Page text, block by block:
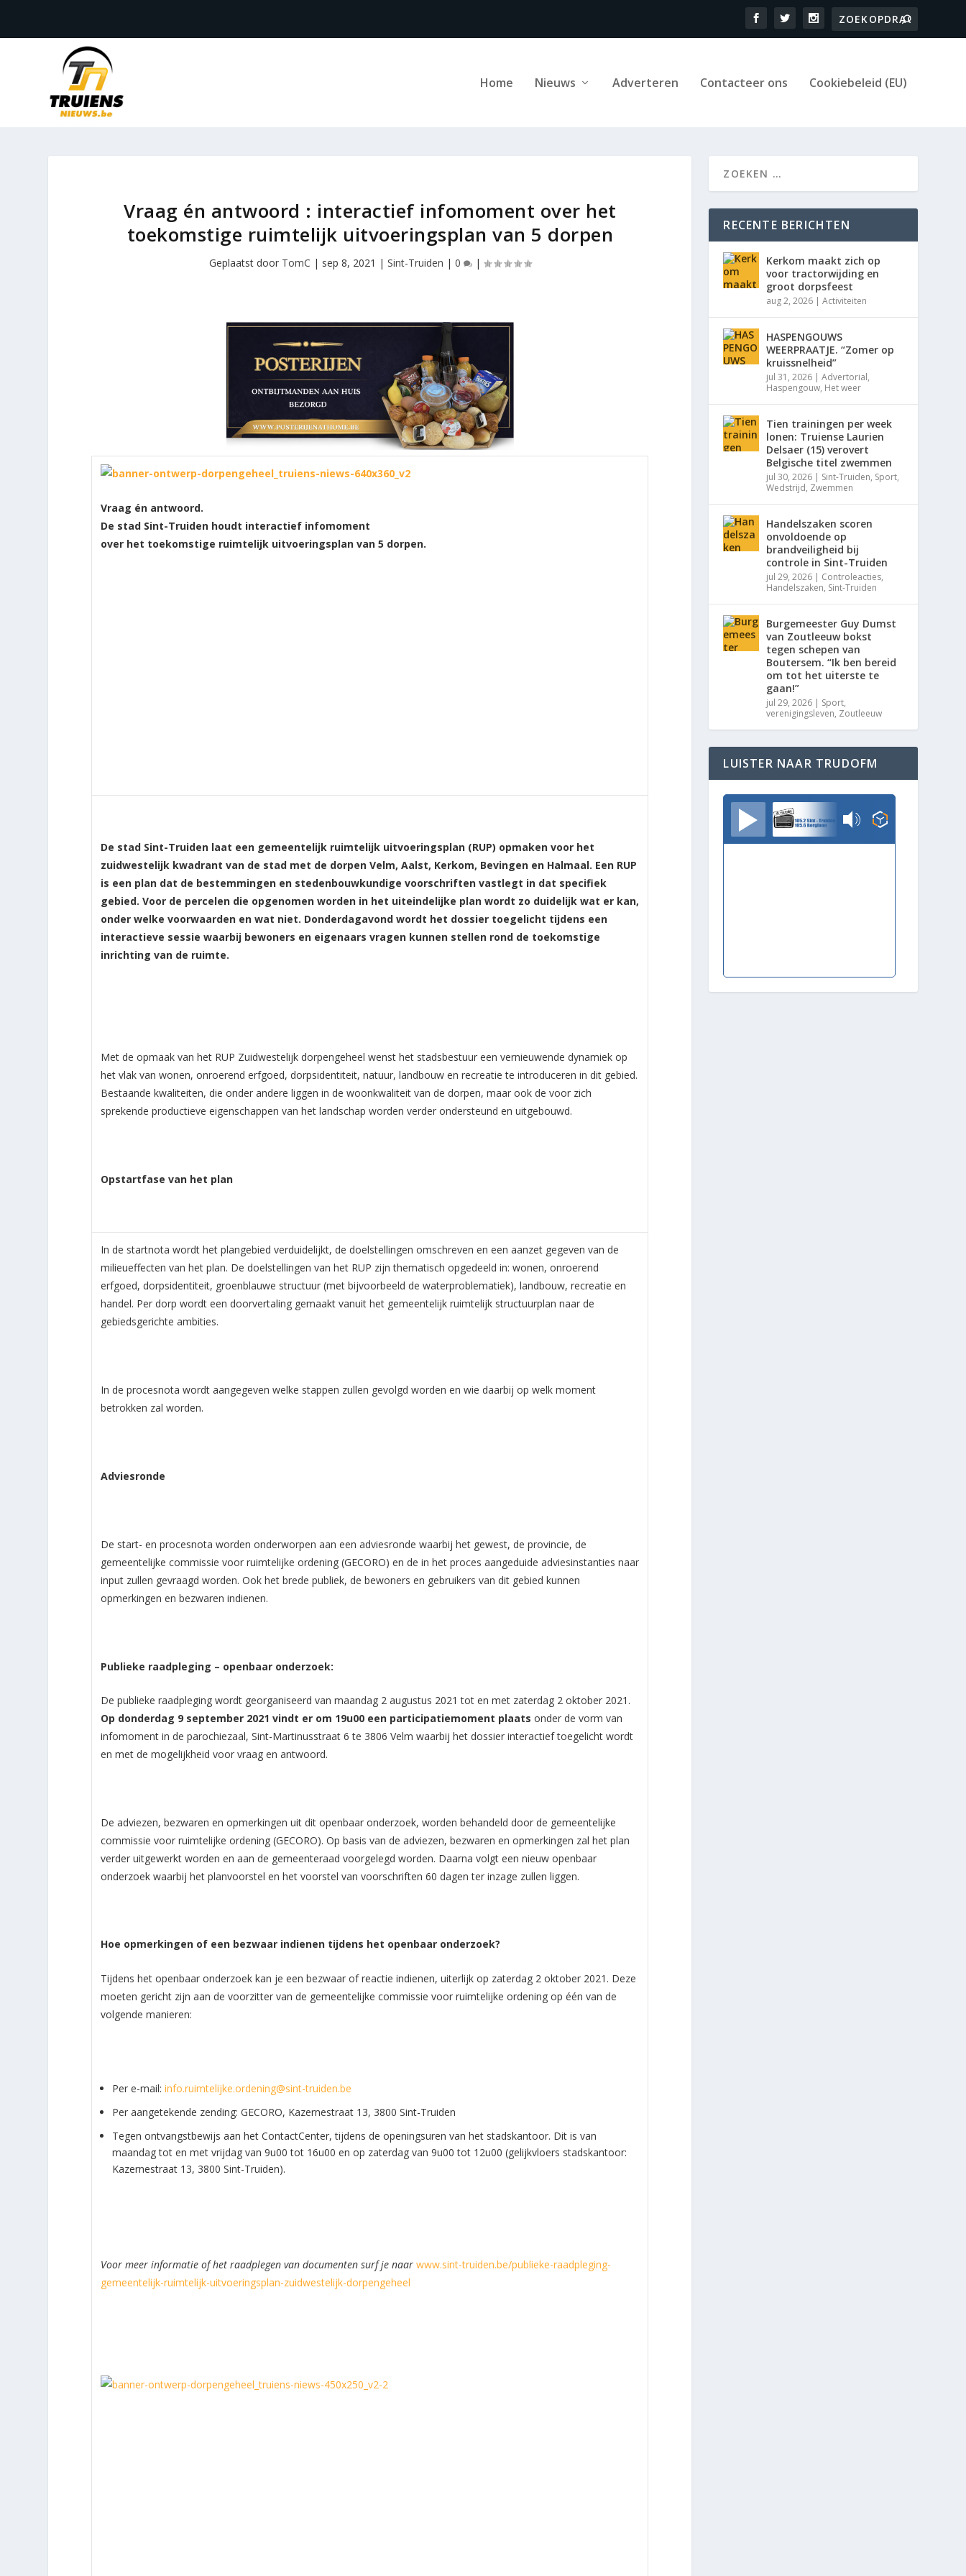
Home Nieuws Adverteren Contacteer ons Cookiebeleid (EU)
Vraag én antwoord : interactief infomoment over het
toekomstige ruimtelijk uitvoeringsplan van 5 dorpen
Geplaatst door TomC | sep 8, 2021 | Sint-Truiden | 0 |
Vraag én antwoord.
De stad Sint-Truiden houdt interactief infomoment
over het toekomstige ruimtelijk uitvoeringsplan van 5 dorpen.
De stad Sint-Truiden laat een gemeentelijk ruimtelijk uitvoeringsplan (RUP) opmaken voor het
zuidwestelijk kwadrant van de stad met de dorpen Velm, Aalst, Kerkom, Bevingen en Halmaal. Een RUP
is een plan dat de bestemmingen en stedenbouwkundige voorschriften vastlegt in dat specifiek
gebied. Voor de percelen die opgenomen worden in het uiteindelijke plan wordt zo duidelijk wat er kan,
onder welke voorwaarden en wat niet. Donderdagavond wordt het dossier toegelicht tijdens een
interactieve sessie waarbij bewoners en eigenaars vragen kunnen stellen rond de toekomstige
inrichting van de ruimte.
Met de opmaak van het RUP Zuidwestelijk dorpengeheel wenst het stadsbestuur een vernieuwende dynamiek op
het vlak van wonen, onroerend erfgoed, dorpsidentiteit, natuur, landbouw en recreatie te introduceren in dit gebied.
Bestaande kwaliteiten, die onder andere liggen in de woonkwaliteit van de dorpen, maar ook de voor zich
sprekende productieve eigenschappen van het landschap worden verder ondersteund en uitgebouwd.
Opstartfase van het plan
In de startnota wordt het plangebied verduidelijkt, de doelstellingen omschreven en een aanzet gegeven van de
milieueffecten van het plan. De doelstellingen van het RUP zijn thematisch opgedeeld in: wonen, onroerend
erfgoed, dorpsidentiteit, groenblauwe structuur (met bijvoorbeeld de waterproblematiek), landbouw, recreatie en
handel. Per dorp wordt een doorvertaling gemaakt vanuit het gemeentelijk ruimtelijk structuurplan naar de
gebiedsgerichte ambities.
In de procesnota wordt aangegeven welke stappen zullen gevolgd worden en wie daarbij op welk moment
betrokken zal worden.
Adviesronde
De start- en procesnota worden onderworpen aan een adviesronde waarbij het gewest, de provincie, de
gemeentelijke commissie voor ruimtelijke ordening (GECORO) en de in het proces aangeduide adviesinstanties naar
input zullen gevraagd worden. Ook het brede publiek, de bewoners en gebruikers van dit gebied kunnen
opmerkingen en bezwaren indienen.
Publieke raadpleging – openbaar onderzoek:
De publieke raadpleging wordt georganiseerd van maandag 2 augustus 2021 tot en met zaterdag 2 oktober 2021.
Op donderdag 9 september 2021 vindt er om 19u00 een participatiemoment plaats onder de vorm van
infomoment in de parochiezaal, Sint-Martinusstraat 6 te 3806 Velm waarbij het dossier interactief toegelicht wordt
en met de mogelijkheid voor vraag en antwoord.
De adviezen, bezwaren en opmerkingen uit dit openbaar onderzoek, worden behandeld door de gemeentelijke
commissie voor ruimtelijke ordening (GECORO). Op basis van de adviezen, bezwaren en opmerkingen zal het plan
verder uitgewerkt worden en aan de gemeenteraad voorgelegd worden. Daarna volgt een nieuw openbaar
onderzoek waarbij het planvoorstel en het voorstel van voorschriften 60 dagen ter inzage zullen liggen.
Hoe opmerkingen of een bezwaar indienen tijdens het openbaar onderzoek?
Tijdens het openbaar onderzoek kan je een bezwaar of reactie indienen, uiterlijk op zaterdag 2 oktober 2021. Deze
moeten gericht zijn aan de voorzitter van de gemeentelijke commissie voor ruimtelijke ordening op één van de
volgende manieren:
Per e-mail:info.ruimtelijke.ordening@sint-truiden.be
Per aangetekende zending: GECORO, Kazernestraat 13, 3800 Sint-Truiden
Tegen ontvangstbewijs aan het ContactCenter, tijdens de openingsuren van het stadskantoor. Dit is van
maandag tot en met vrijdag van 9u00 tot 16u00 en op zaterdag van 9u00 tot 12u00 (gelijkvloers stadskantoor:
Kazernestraat 13, 3800 Sint-Truiden).
Voor meer informatie of het raadplegen van documenten surf je naarwww.sint-truiden.be/publieke-raadpleging-
gemeentelijk-ruimtelijk-uitvoeringsplan-zuidwestelijk-dorpengeheel
RECENTE BERICHTEN
Kerkom maakt zich op
voor tractorwijding en
groot dorpsfeest
aug 2, 2026 |Activiteiten
HASPENGOUWS
WEERPRAATJE. “Zomer op
kruissnelheid”
jul 31, 2026 |Advertorial,
Haspengouw, Het weer
Tien trainingen per week
lonen: Truiense Laurien
Delsaer (15) verovert
Belgische titel zwemmen
jul 30, 2026 | Sint-Truiden, Sport,
Wedstrijd, Zwemmen
Handelszaken scoren
onvoldoende op
brandveiligheid bij
controle in Sint-Truiden
jul 29, 2026 | Controleacties,
Handelszaken, Sint-Truiden
Burgemeester Guy Dumst
van Zoutleeuw bokst
tegen schepen van
Boutersem. “Ik ben bereid
om tot het uiterste te
gaan!”
jul 29, 2026 | Sport,
verenigingsleven, Zoutleeuw
LUISTER NAAR TRUDOFM
TrudoFM